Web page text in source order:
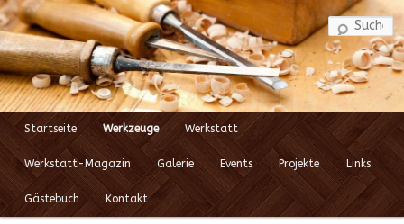
Hauptmenü
Zum
Inhalt
wechseln
Startseite Werkzeuge Werkstatt
Werkstatt-Magazin Galerie Events Projekte Links
Gästebuch Kontakt